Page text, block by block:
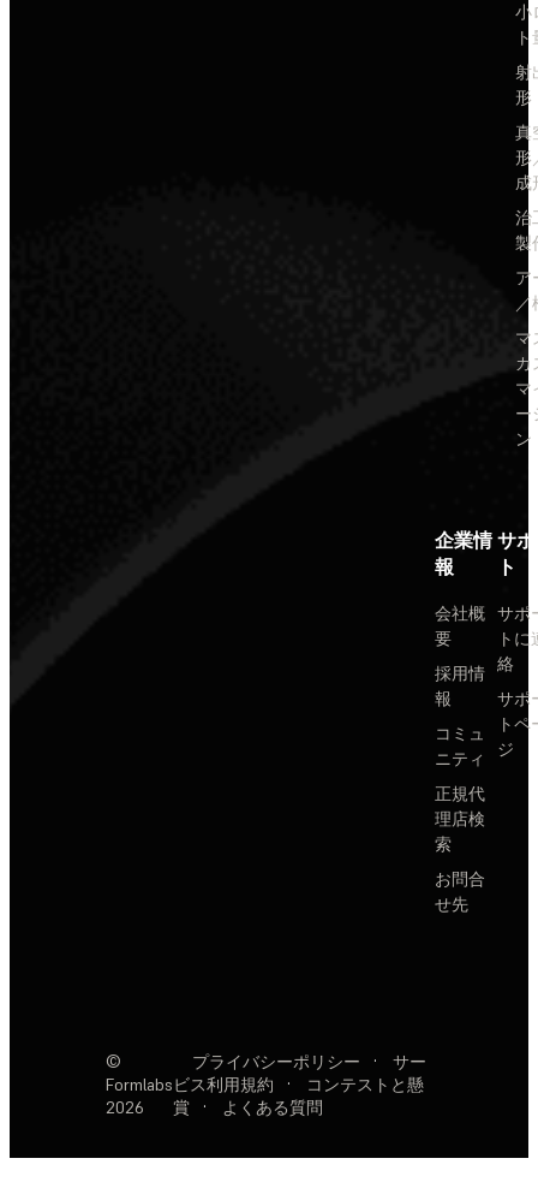
小
射
形
真
形
成
治
製
ア
／
マ
カ
マ
ー
ン
企業情
報
会社概
要
採用情
報
コミュ
ニティ
正規代
理店検
索
お問合
せ先
サ
ト
サポ
トに
絡
サポ
トペ
ジ
©
Formlabs
2026
プライバシーポリシー ·
サー
ビス利用規約
·
コンテストと懸
賞
· よくある質問